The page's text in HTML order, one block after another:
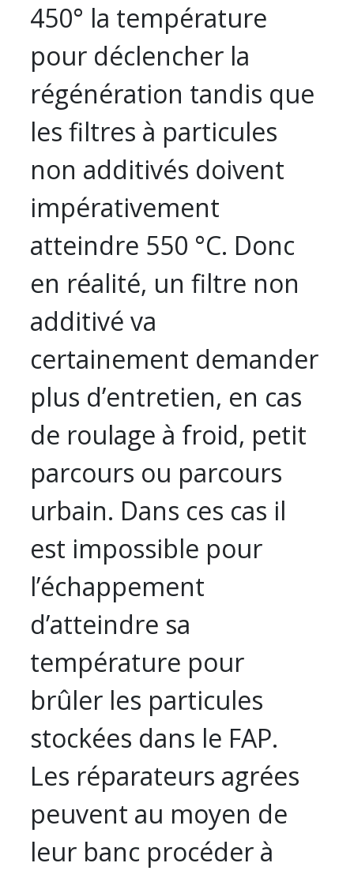
450° la température
pour déclencher la
régénération tandis que
les filtres à particules
non additivés doivent
impérativement
atteindre 550 °C. Donc
en réalité, un filtre non
additivé va
certainement demander
plus d’entretien, en cas
de roulage à froid, petit
parcours ou parcours
urbain. Dans ces cas il
est impossible pour
l’échappement
d’atteindre sa
température pour
brûler les particules
stockées dans le FAP.
Les réparateurs agrées
peuvent au moyen de
leur banc procéder à